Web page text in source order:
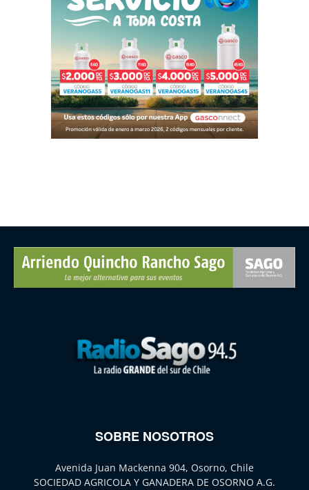
SOBRE NOSOTROS
Avenida Juan Mackenna 904, Osorno, Chile
SOCIEDAD AGRICOLA Y GANADERA DE OSORNO A.G.